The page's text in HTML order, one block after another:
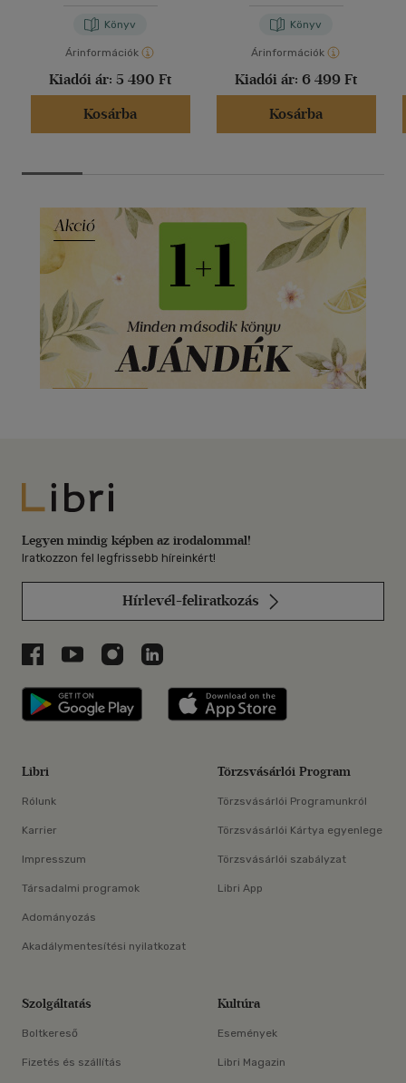
Könyv
Árinformációk
Kiadói ár: 5 490 Ft
Kosárba
Könyv
Árinformációk
Kiadói ár: 6 499 Ft
Kosárba
Libri
Legyen mindig képben az irodalommal!
Iratkozzon fel legfrissebb híreinkért!
Hírlevél-feliratkozás
Libri a Facebookon
Libri a Youtube-on
Libri az Instagramon
Libri a LinkedInen
Libri applikáció Szerezd meg: Google
Libri
Rólunk
Karrier
Impresszum
Társadalmi programok
Adományozás
Akadálymentesítési nyilatkozat
Törzsvásárlói Program
Törzsvásárlói Programunkról
Törzsvásárlói Kártya egyenlege
Törzsvásárlói szabályzat
Libri App
Szolgáltatás
Boltkereső
Fizetés és szállítás
Kultúra
Események
Libri Magazin